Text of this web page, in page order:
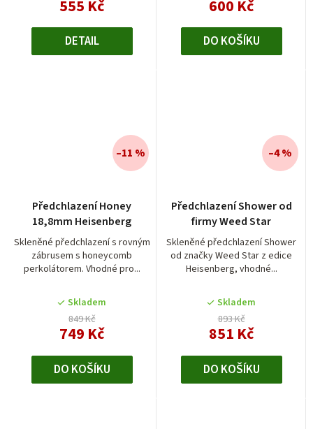
555 Kč
DETAIL
600 Kč
DO KOŠÍKU
Předchlazení Honey
18,8mm Heisenberg
Skleněné předchlazení s rovným
zábrusem s honeycomb
perkolátorem. Vhodné pro...
Skladem
849 Kč
749 Kč
–11 %
DO KOŠÍKU
Předchlazení Shower od
firmy Weed Star
Skleněné předchlazení Shower
od značky Weed Star z edice
Heisenberg, vhodné...
Skladem
893 Kč
851 Kč
–4 %
DO KOŠÍKU